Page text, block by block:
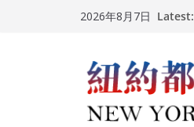
2026年8月7日 Latest: